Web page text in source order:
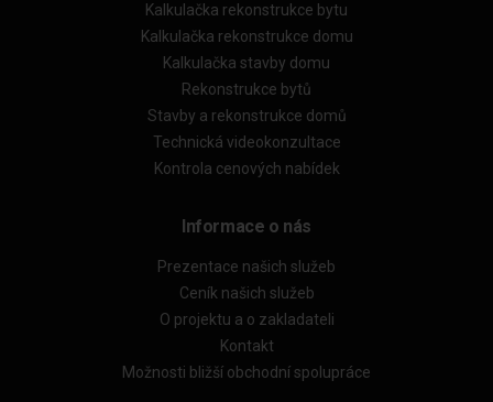
Kalkulačka rekonstrukce bytu
Kalkulačka rekonstrukce domu
Kalkulačka stavby domu
Rekonstrukce bytů
Stavby a rekonstrukce domů
Technická videokonzultace
Kontrola cenových nabídek
Informace o nás
Prezentace našich služeb
Ceník našich služeb
O projektu a o zakladateli
Kontakt
Možnosti bližší obchodní spolupráce